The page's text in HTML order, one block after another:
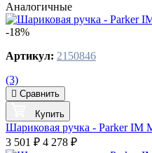
Аналогичные
-18%
Артикул: 2150846
(3)
Сравнить
Купить
Шариковая ручка - Parker IM
3 501 ₽ 4 278 ₽